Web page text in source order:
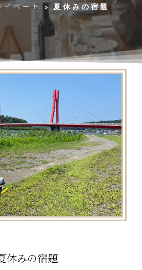
イベート »夏休みの宿題
休みの宿題